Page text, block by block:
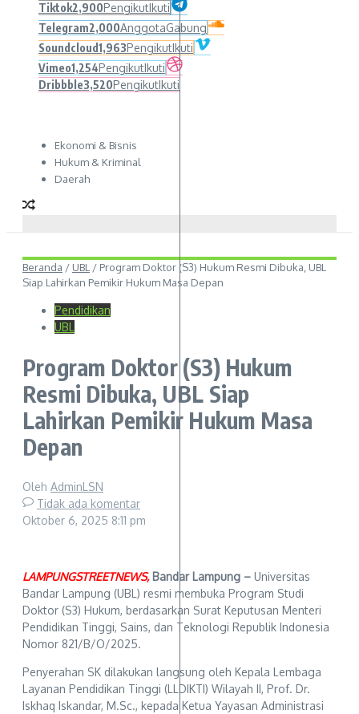
Tiktok2,900PengikutIkuti
Telegram2,000AnggotaGabung
Soundcloud1,963PengikutIkuti
Vimeo1,254PengikutIkuti
Dribbble3,520PengikutIkuti
Ekonomi & Bisnis
Hukum & Kriminal
Daerah
Beranda / UBL / Program Doktor (S3) Hukum Resmi Dibuka, UBL
Siap Lahirkan Pemikir Hukum Masa Depan
Pendidikan
UBL
Program Doktor (S3) Hukum
Resmi Dibuka, UBL Siap
Lahirkan Pemikir Hukum Masa
Depan
Oleh AdminLSN
Tidak ada komentar
Oktober 6, 2025 8:11 pm
LAMPUNGSTREETNEWS, Bandar Lampung – Universitas
Bandar Lampung (UBL) resmi membuka Program Studi
Doktor (S3) Hukum, berdasarkan Surat Keputusan Menteri
Pendidikan Tinggi, Sains, dan Teknologi Republik Indonesia
Nomor 821/B/O/2025.
Penyerahan SK dilakukan langsung oleh Kepala Lembaga
Layanan Pendidikan Tinggi (LLDIKTI) Wilayah II, Prof. Dr.
Iskhaq Iskandar, M.Sc., kepada Ketua Yayasan Administrasi